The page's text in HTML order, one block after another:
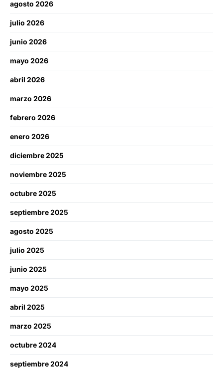
agosto 2026
julio 2026
junio 2026
mayo 2026
abril 2026
marzo 2026
febrero 2026
enero 2026
diciembre 2025
noviembre 2025
octubre 2025
septiembre 2025
agosto 2025
julio 2025
junio 2025
mayo 2025
abril 2025
marzo 2025
octubre 2024
septiembre 2024